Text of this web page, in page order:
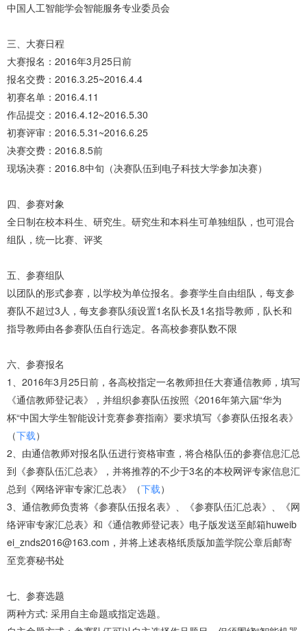
中国人工智能学会智能服务专业委员会
三、大赛日程
大赛报名：2016年3月25日前
报名交费：2016.3.25~2016.4.4
初赛名单：2016.4.11
作品提交：2016.4.12~2016.5.30
初赛评审：2016.5.31~2016.6.25
决赛交费：2016.8.5前
现场决赛：2016.8中旬（决赛队伍到电子科技大学参加决赛）
四、参赛对象
全日制在校本科生、研究生。研究生和本科生可单独组队，也可混合
组队，统一比赛、评奖
五、参赛组队
以团队的形式参赛，以学校为单位报名。参赛学生自由组队，每支参
赛队不超过3人，每支参赛队须设置1名队长及1名指导教师，队长和
指导教师由各参赛队伍自行选定。各高校参赛队数不限
六、参赛报名
1、2016年3月25日前，各高校指定一名教师担任大赛通信教师，填写
《通信教师登记表》，并组织参赛队伍按照《2016年第六届“华为
杯“中国大学生智能设计竞赛参赛指南》要求填写《参赛队伍报名表》
（下载）
2、由通信教师对报名队伍进行资格审查，将合格队伍的参赛信息汇总
到《参赛队伍汇总表》，并将推荐的不少于3名的本校网评专家信息汇
总到《网络评审专家汇总表》（下载）
3、通信教师负责将《参赛队伍报名表》、《参赛队伍汇总表》、《网
络评审专家汇总表》和《通信教师登记表》电子版发送至邮箱huweib
ei_znds2016@163.com，并将上述表格纸质版加盖学院公章后邮寄
至竞赛秘书处
七、参赛选题
两种方式: 采用自主命题或指定选题。